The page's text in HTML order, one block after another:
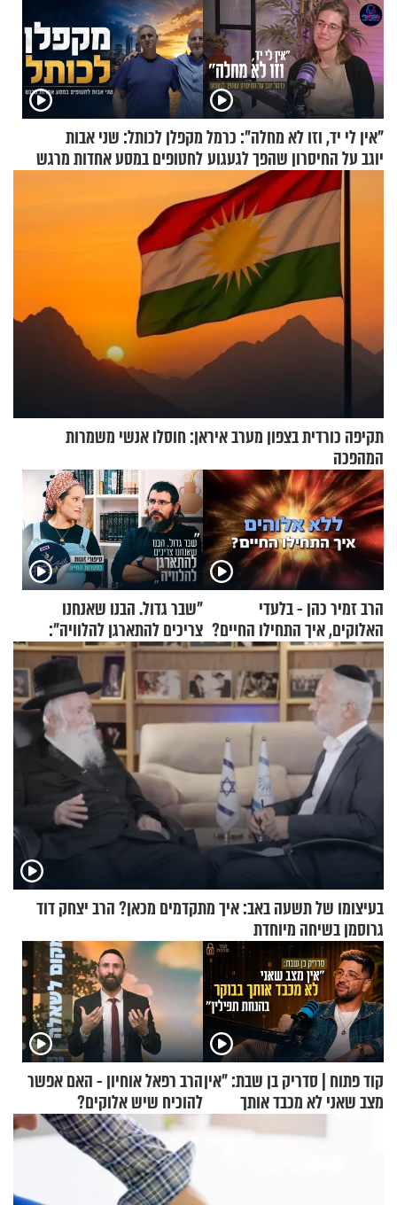
"אין לי יד, וזו לא מחלה": כרמל
יוגב על החיסרון שהפך לגעגוע
מקפלן לכותל: שני אבות
לחטופים במסע אחדות מרגש
תקיפה כורדית בצפון מערב איראן: חוסלו אנשי משמרות
המהפכה
הרב זמיר כהן - בלעדי
האלוקים, איך התחילו החיים?
"שבר גדול. הבנו שאנחנו
צריכים להתארגן להלוויה":
זוגיות במבחן, הפעם עם מרים
וגד דנינו
בעיצומו של תשעה באב: איך מתקדמים מכאן? הרב יצחק דוד
גרוסמן בשיחה מיוחדת
קוד פתוח | סדריק בן שבת: "אין
מצב שאני לא מכבד אותך
הרב רפאל אוחיון - האם אפשר
להוכיח שיש אלוקים?